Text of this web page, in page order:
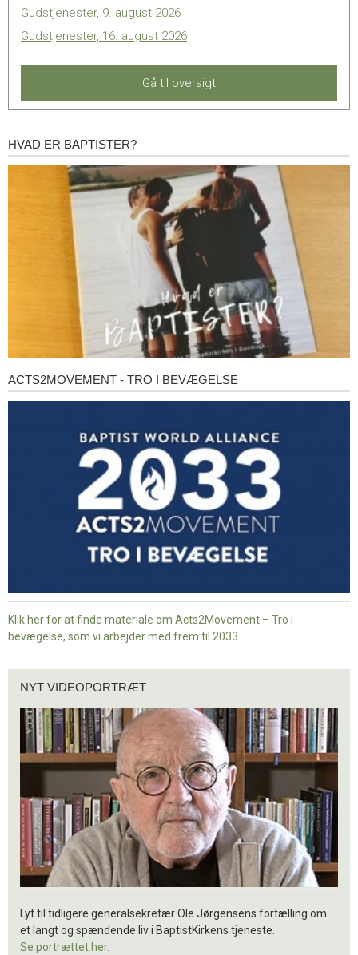
Gudstjenester, 9. august 2026
Gudstjenester, 16. august 2026
Gå til oversigt
Hvad
HVAD ER BAPTISTER?
Acts2Movement
ACTS2MOVEMENT - TRO I BEVÆGELSE
Klik her for at finde materiale om Acts2Movement – Tro i
bevægelse, som vi arbejder med frem til 2033.
videoportræt
NYT VIDEOPORTRÆT
Lyt til tidligere generalsekretær Ole Jørgensens fortælling om
et langt og spændende liv i BaptistKirkens tjeneste.
Se portrættet her.